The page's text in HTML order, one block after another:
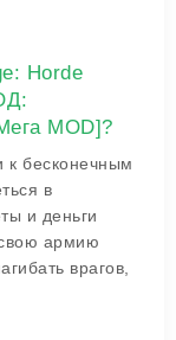
Horde
MOD]?
к бесконечным
в
и деньги
армию
врагов,